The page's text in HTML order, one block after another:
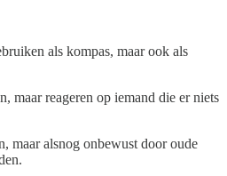
als kompas, maar ook als
maar reageren op iemand die er niets
maar alsnog onbewust door oude